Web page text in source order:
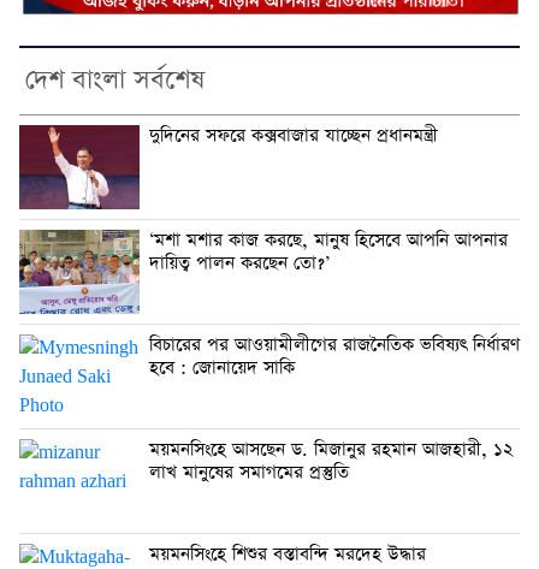
দেশ বাংলা সর্বশেষ
দুদিনের সফরে কক্সবাজার যাচ্ছেন প্রধানমন্ত্রী
‘মশা মশার কাজ করছে, মানুষ হিসেবে আপনি আপনার
দায়িত্ব পালন করছেন তো?’
বিচারের পর আওয়ামীলীগের রাজনৈতিক ভবিষ্যৎ নির্ধারণ
হবে : জোনায়েদ সাকি
ময়মনসিংহে আসছেন ড. মিজানুর রহমান আজহারী, ১২
লাখ মানুষের সমাগমের প্রস্তুতি
ময়মনসিংহে শিশুর বস্তাবন্দি মরদেহ উদ্ধার